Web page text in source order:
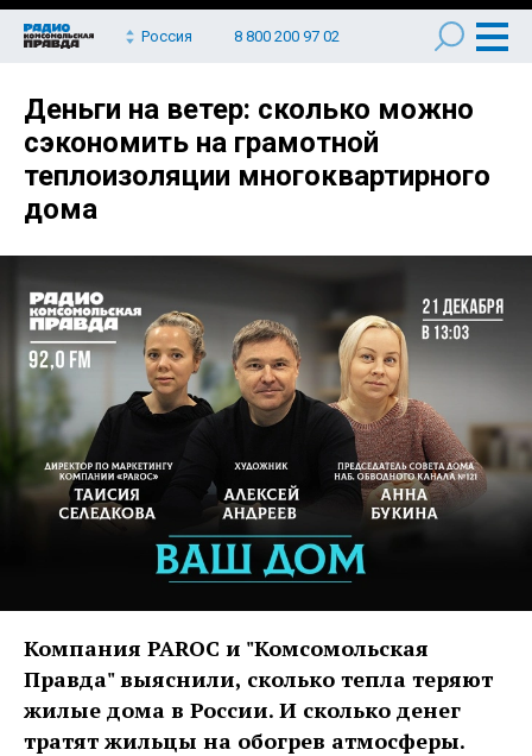
Россия 8 800 200 97 02
Деньги на ветер: сколько можно
сэкономить на грамотной
теплоизоляции многоквартирного
дома
Компания PAROC и "Комсомольская
Правда" выяснили, сколько тепла теряют
жилые дома в России. И сколько денег
тратят жильцы на обогрев атмосферы.